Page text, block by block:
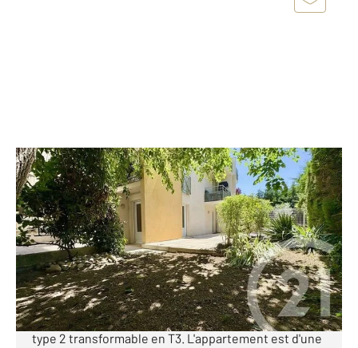
TOULOUSE 31
55 m2, 2 pièces
Ref : 30390
Appartement F2 Bis à vendre
172 000 €
TOULOUSE -Quartier JOLIMONT- Notre agence vous
propose à la vente un très grand appartement de
type 2 transformable en T3. L'appartement est d'une